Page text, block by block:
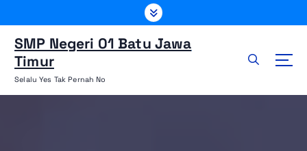
e
SMP Negeri 01 Batu Jawa
Timur
Selalu Yes Tak Pernah No